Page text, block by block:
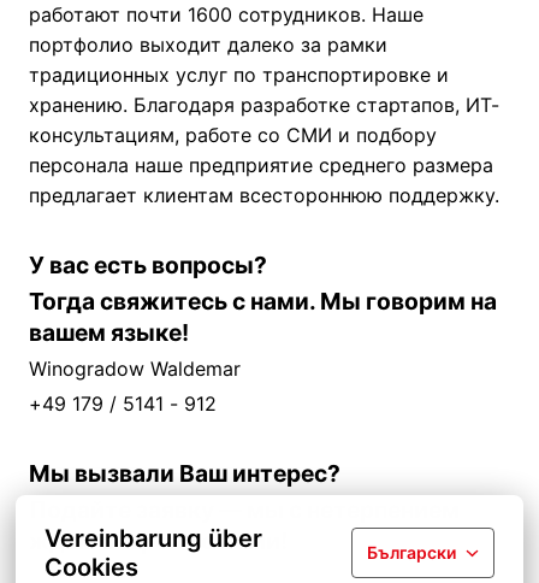
Vereinbarung über
Cookies
Български
работают почти 1600 сотрудников. Наше
портфолио выходит далеко за рамки
традиционных услуг по транспортировке и
хранению. Благодаря разработке стартапов, ИТ-
консультациям, работе со СМИ и подбору
персонала наше предприятие среднего размера
предлагает клиентам всестороннюю поддержку.
У вас есть вопросы?
Тогда свяжитесь с нами. Мы говорим на
вашем языке!
Winogradow Waldemar
+49 179 / 5141 - 912
Мы вызвали Ваш интерес?
ждем встречи с Вами!